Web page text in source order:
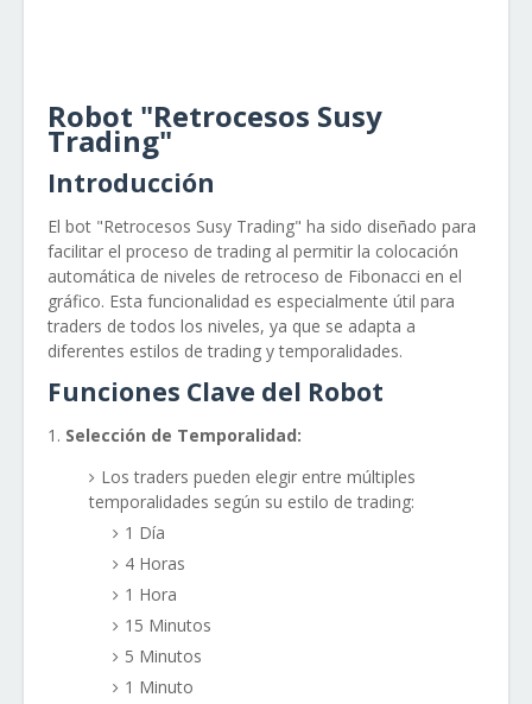
Robot "Retrocesos Susy
Trading"
Introducción
El bot "Retrocesos Susy Trading" ha sido diseñado para
facilitar el proceso de trading al permitir la colocación
automática de niveles de retroceso de Fibonacci en el
gráfico. Esta funcionalidad es especialmente útil para
traders de todos los niveles, ya que se adapta a
diferentes estilos de trading y temporalidades.
Funciones Clave del Robot
Selección de Temporalidad:
Los traders pueden elegir entre múltiples
temporalidades según su estilo de trading:
1 Día
4 Horas
1 Hora
15 Minutos
5 Minutos
1 Minuto